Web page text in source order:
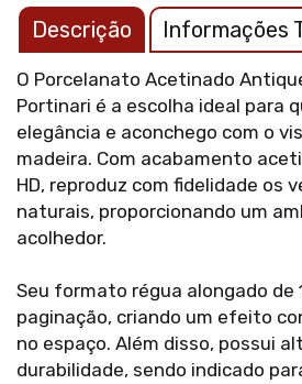
Descrição Informações
O Porcelanato Acetinado
Portinari é a escolha ideal para
elegância e aconchego com o
madeira. Com acabamento
HD, reproduz com fidelidade os
naturais, proporcionando um
acolhedor.
Seu formato régua alongado de
paginação, criando um efeito
no espaço. Além disso, possui
durabilidade, sendo indicado